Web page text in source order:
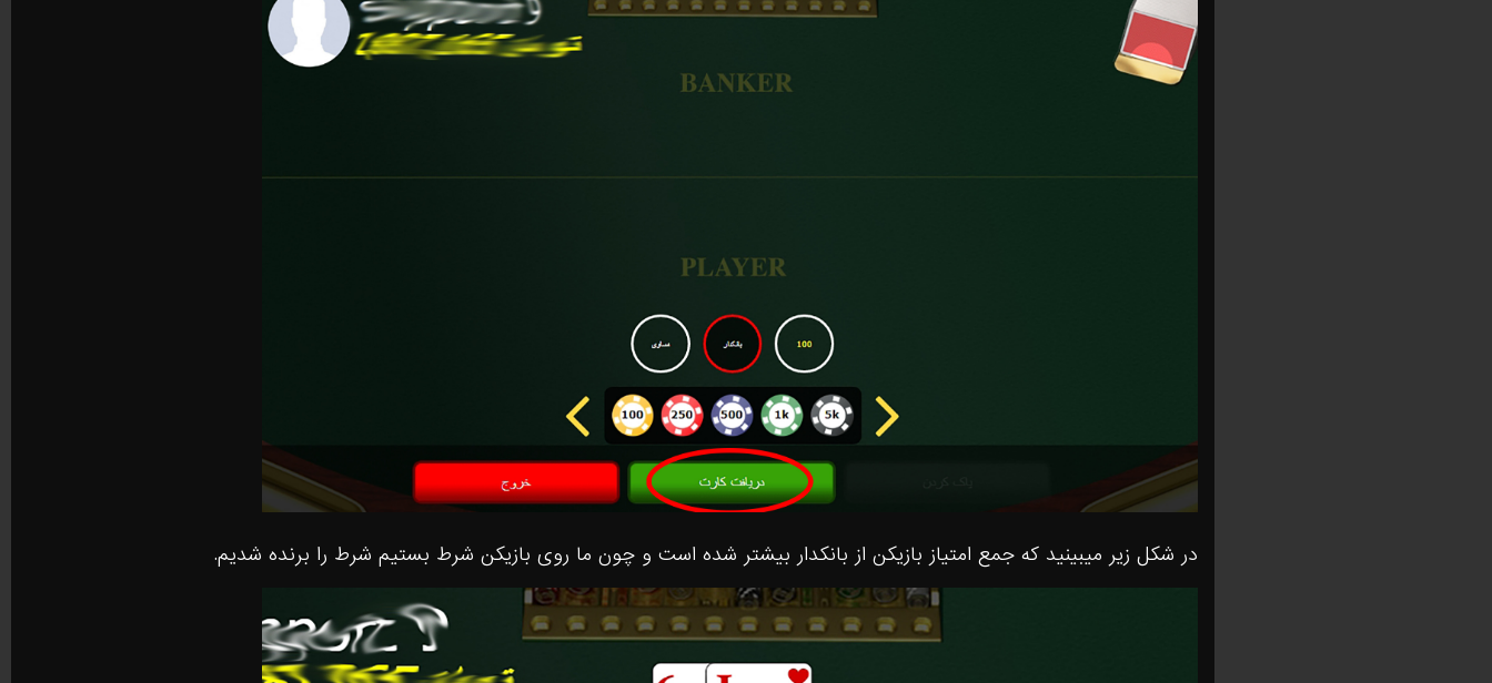
در شکل زیر میبینید که جمع امتیاز بازیکن از بانکدار بیشتر شده است و چون ما روی بازیکن شرط بستیم شرط را برنده شدیم.